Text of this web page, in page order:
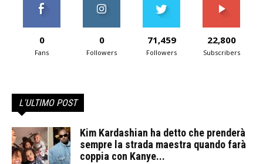
0
Fans
0
Followers
71,459
Followers
22,800
Subscribers
L'ULTIMO POST
Kim Kardashian ha detto che prenderà
sempre la strada maestra quando farà
coppia con Kanye...